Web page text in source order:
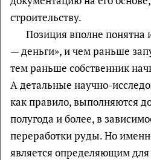
строительству.
Позиция вполне
— деньги», и чем раньше
тем раньше собственник
А детальные научно-
как правило, выполняются
полугода и более, в
переработки руды. Но
является определяющим для